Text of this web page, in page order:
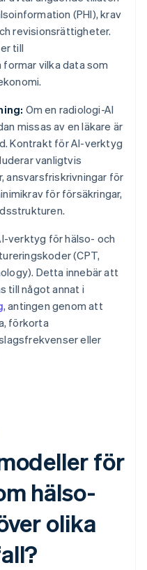
(PHI), krav
revisionsrättigheter.
till
vilka data som
Om en radiologi-AI
missas av en läkare är
Kontrakt för AI-verktyg
vanligtvis
ansvarsfriskrivningar för
för försäkringar,
verktyg för hälso- och
(CPT,
Detta innebär att
till något annat i
, antingen genom att
förkorta
eller
för
hälso-
olika